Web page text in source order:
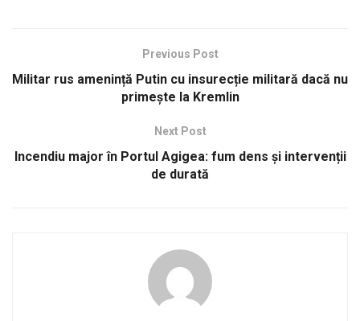
Previous Post
Militar rus amenință Putin cu insurecție militară dacă nu
primește la Kremlin
Next Post
Incendiu major în Portul Agigea: fum dens și intervenții
de durată